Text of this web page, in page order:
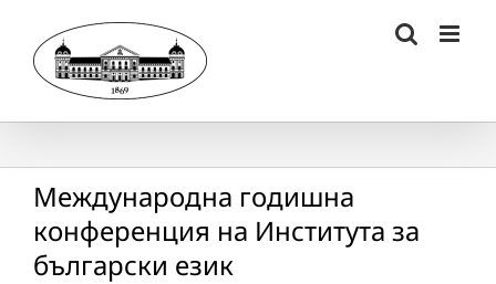
content
Международна годишна
конференция на Института за
български език